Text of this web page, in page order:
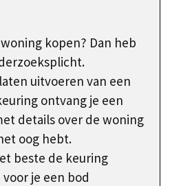
kopen? Dan heb
uitvoeren van een
ontvang je een
details over de woning
oog hebt.
beste de keuring
je een bod